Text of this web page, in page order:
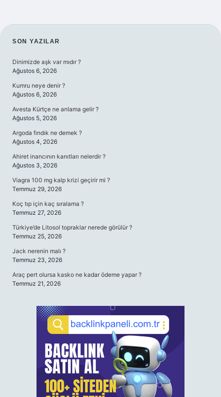
SIDEBAR
SON YAZILAR
Dinimizde aşk var mıdır ?
Ağustos 6, 2026
Kumru neye denir ?
Ağustos 6, 2026
Avesta Kürtçe ne anlama gelir ?
Ağustos 5, 2026
Argoda fındık ne demek ?
Ağustos 4, 2026
Ahiret inancının kanıtları nelerdir ?
Ağustos 3, 2026
Viagra 100 mg kalp krizi geçirir mi ?
Temmuz 29, 2026
Koç tıp için kaç sıralama ?
Temmuz 27, 2026
Türkiye’de Litosol topraklar nerede görülür ?
Temmuz 25, 2026
Jack nerenin malı ?
Temmuz 23, 2026
Araç pert olursa kasko ne kadar ödeme yapar ?
Temmuz 21, 2026